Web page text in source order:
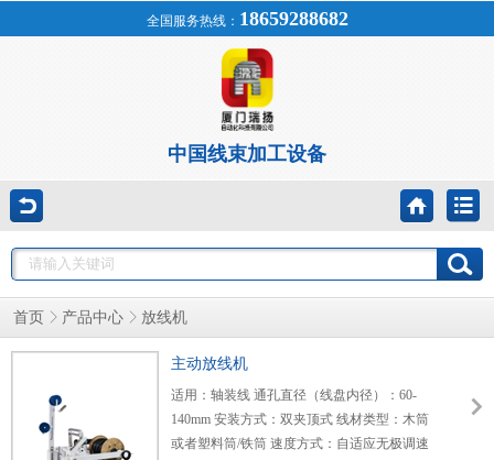
全国服务热线： 18659288682
中国线束加工设备
首页 产品中心 放线机
主动放线机
适用：轴装线 通孔直径（线盘内径）：60-
140mm 安装方式：双夹顶式 线材类型：木筒
或者塑料筒/铁筒 速度方式：自适应无极调速